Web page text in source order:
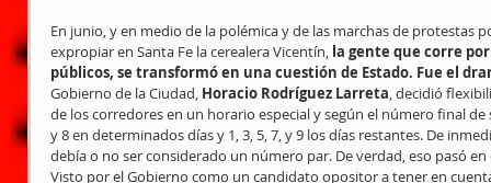
En junio, y en medio de la polémica y de las marchas de protestas
expropiar en Santa Fe la cerealera Vicentín, la gente que corre
públicos, se transformó en una cuestión de Estado. Fue el
Gobierno de la Ciudad, Horacio Rodríguez Larreta, decidió
de los corredores en un horario especial y según el número final
y 8 en determinados días y 1, 3, 5, 7, y 9 los días restantes. De
debía o no ser considerado un número par. De verdad, eso pasó
Visto por el Gobierno como un candidato opositor a tener en